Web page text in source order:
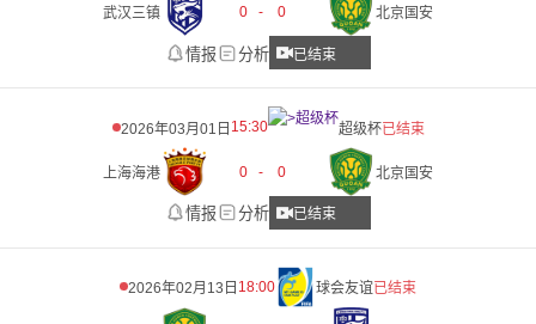
武汉三镇 0 - 0 北京国安
情报 分析 已结束
2026年03月01日 15:30 超级杯已结束
上海海港 0 - 0 北京国安
情报 分析 已结束
2026年02月13日 18:00 球会友谊已结束